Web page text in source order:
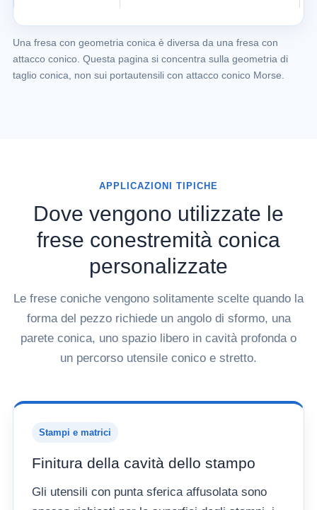
Una fresa con geometria conica è diversa da una fresa con
attacco conico. Questa pagina si concentra sulla geometria di
taglio conica, non sui portautensili con attacco conico Morse.
APPLICAZIONI TIPICHE
Dove vengono utilizzate le
frese conestremità conica
personalizzate
Le frese coniche vengono solitamente scelte quando la
forma del pezzo richiede un angolo di sformo, una
parete conica, uno spazio libero in cavità profonda o
un percorso utensile conico e stretto.
Stampi e matrici
Finitura della cavità dello stampo
Gli utensili con punta sferica affusolata sono